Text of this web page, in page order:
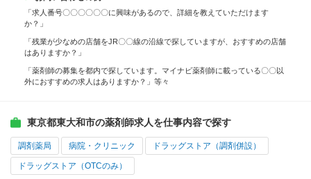
「求人番号〇〇〇〇〇〇に興味があるので、詳細を教えていただけます
か？」
「残業が少なめの店舗をJR〇〇線の沿線で探していますが、おすすめの店舗
はありますか？」
「薬剤師の募集を都内で探しています。マイナビ薬剤師に載っている〇〇以
外におすすめの求人はありますか？」等々
東京都東大和市の薬剤師求人を仕事内容で探す
調剤薬局 病院・クリニック ドラッグストア（調剤併設）
ドラッグストア（OTCのみ）